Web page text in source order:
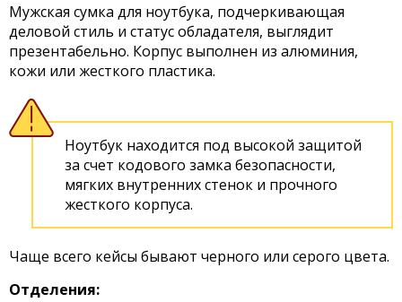
Мужская сумка для ноутбука, подчеркивающая
деловой стиль и статус обладателя, выглядит
презентабельно. Корпус выполнен из алюминия,
кожи или жесткого пластика.
Ноутбук находится под высокой защитой
за счет кодового замка безопасности,
мягких внутренних стенок и прочного
жесткого корпуса.
Чаще всего кейсы бывают черного или серого цвета.
Отделения: